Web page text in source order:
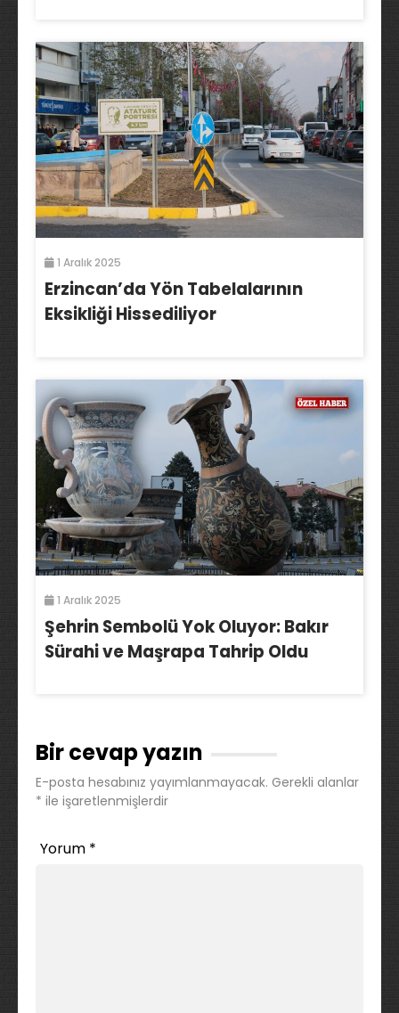
1 Aralık 2025
Erzincan’da Yön Tabelalarının
Eksikliği Hissediliyor
1 Aralık 2025
Şehrin Sembolü Yok Oluyor: Bakır
Sürahi ve Maşrapa Tahrip Oldu
Bir cevap yazın
E-posta hesabınız yayımlanmayacak. Gerekli alanlar
* ile işaretlenmişlerdir
Yorum *